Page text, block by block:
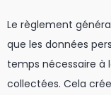
Le règlement
que les données
temps nécessaire à
collectées. Cela